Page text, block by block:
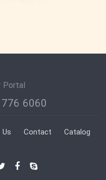
Portal
6060
Contact Catalog